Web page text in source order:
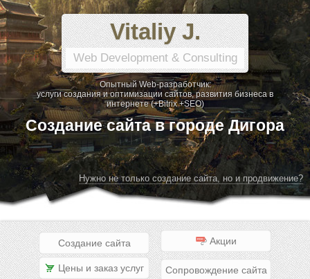
Vitaliy J.
Web Development & Consulting
Опытный Web-разработчик:
услуги создания и оптимизации сайтов, развития бизнеса в
интернете (+Bitrix +SEO)
Создание сайта в городе Дигора
Нужно не только создание сайта, но и продвижение?
Создание сайта Акции
Цены и заказ услуг Сопровождение сайта